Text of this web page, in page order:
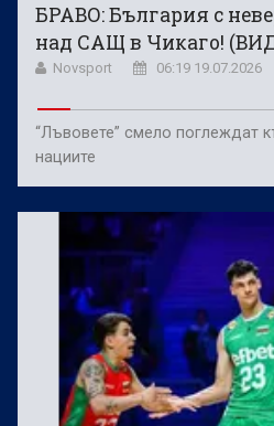
БРАВО: България с
над САЩ в Чикаго!
Novsport 06:19 19.07.2026
“Лъвовете” смело поглеждат
нациите